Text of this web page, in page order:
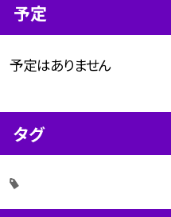
予定
予定はありません
タグ